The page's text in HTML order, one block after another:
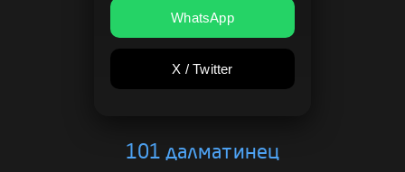
WhatsApp
X / Twitter
101 далматинец